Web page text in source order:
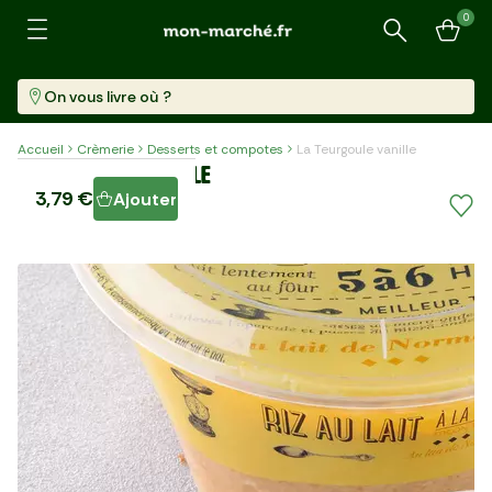
Recherche
0
On vous livre où ?
Accueil Crèmerie Desserts et compotes La Teurgoule vanille
La Teurgoule vanille
3,79 € Ajouter